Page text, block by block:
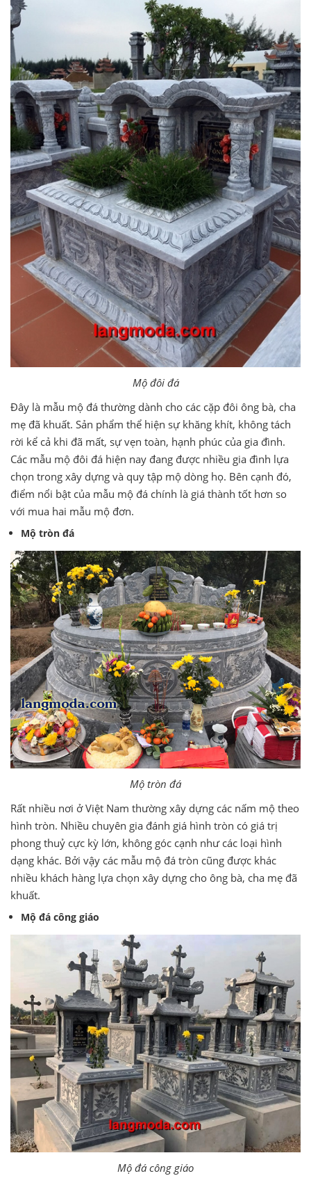
Mộ đôi đá
Đây là mẫu mộ đá thường dành cho các cặp đôi ông bà, cha
mẹ đã khuất. Sản phẩm thể hiện sự khăng khít, không tách
rời kể cả khi đã mất, sự vẹn toàn, hạnh phúc của gia đình.
Các mẫu mộ đôi đá hiện nay đang được nhiều gia đình lựa
chọn trong xây dựng và quy tập mộ dòng họ. Bên cạnh đó,
điểm nổi bật của mẫu mộ đá chính là giá thành tốt hơn so
với mua hai mẫu mộ đơn.
Mộ tròn đá
Mộ tròn đá
Rất nhiều nơi ở Việt Nam thường xây dựng các nấm mộ theo
hình tròn. Nhiều chuyên gia đánh giá hình tròn có giá trị
phong thuỷ cực kỳ lớn, không góc cạnh như các loại hình
dạng khác. Bởi vậy các mẫu mộ đá tròn cũng được khác
nhiều khách hàng lựa chọn xây dựng cho ông bà, cha mẹ đã
khuất.
Mộ đá công giáo
Mộ đá công giáo